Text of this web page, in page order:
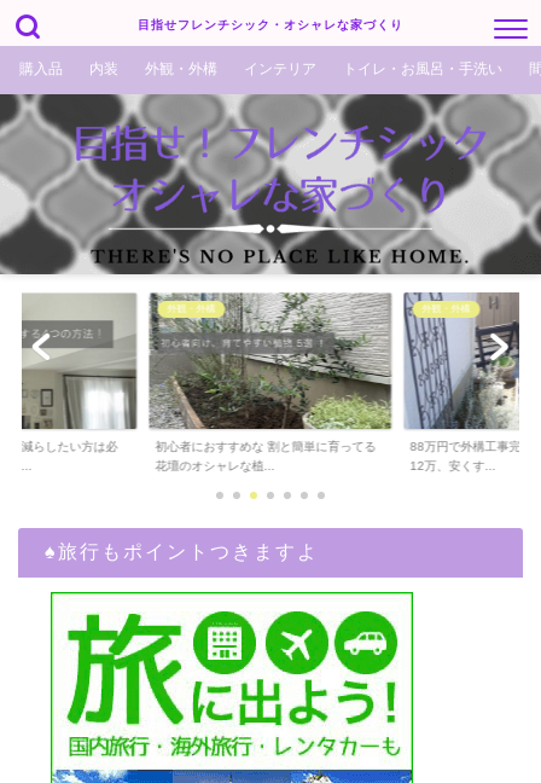
目指せフレンチシック・オシャレな家づくり
購入品 内装 外観・外構 インテリア トイレ・お風呂・手洗い
も減らしたい方は必
ら...
外観・外構
初心者におすすめな 割と簡単に育ってる
花壇のオシャレな植...
外観・外構
88万円で外構工事完了
12万、安くす...
♠︎旅行もポイントつきますよ